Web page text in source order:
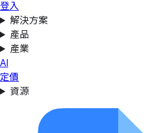
登入
解決方案
產品
產業
AI
定價
資源